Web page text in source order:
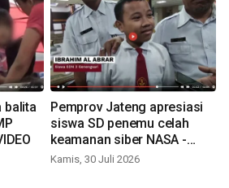
balita
Pemprov Jateng apresiasi
siswa SD penemu celah
keamanan siber NASA -
VIDEO
Kamis, 30 Juli 2026